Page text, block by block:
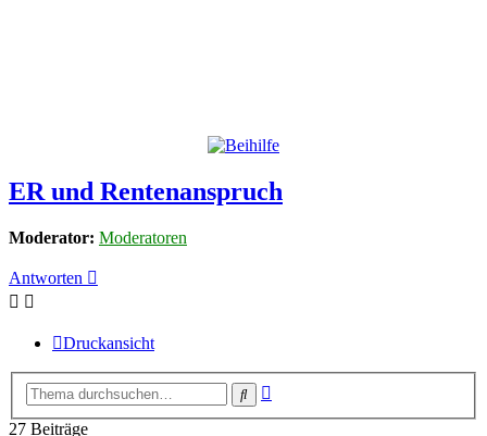
ER und Rentenanspruch
Moderator: Moderatoren
Antworten
Druckansicht
Suche
27 Beiträge